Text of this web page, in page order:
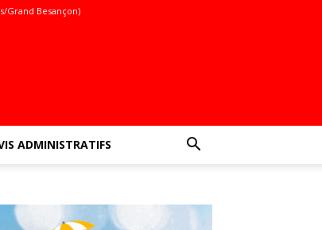
Grand Besançon)
ADMINISTRATIFS